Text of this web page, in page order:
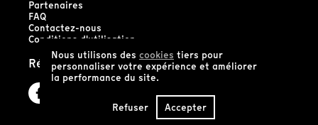
Nous utilisons des cookies tiers pour
personnaliser votre expérience et améliorer
la performance du site.
Refuser Accepter
Partenaires
FAQ
Contactez-nous
Conditions d'utilisation
Réseaux sociaux